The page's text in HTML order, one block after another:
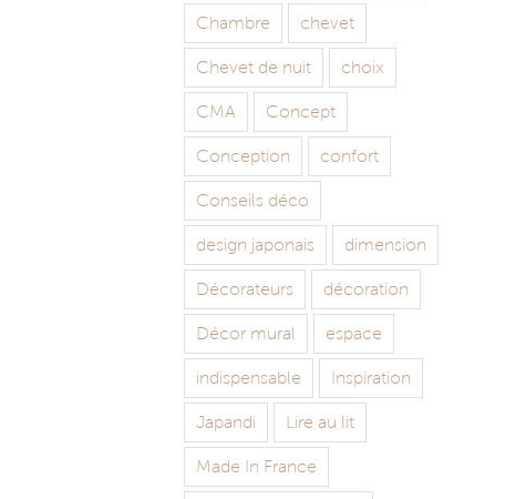
Chambre chevet
Chevet de nuit choix
CMA Concept
Conception confort
Conseils déco
design japonais dimension
Décorateurs décoration
Décor mural espace
indispensable Inspiration
Japandi Lire au lit
Made In France